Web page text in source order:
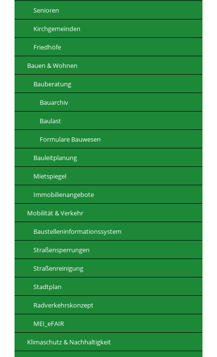
Senioren
Kirchgemeinden
Friedhöfe
Bauen & Wohnen
Bauberatung
Bauarchiv
Baulast
Formulare Bauwesen
Bauleitplanung
Mietspiegel
Immobilienangebote
Mobilität & Verkehr
Baustelleninformationssystem
Straßensperrungen
Straßenreinigung
Stadtplan
Radverkehrskonzept
MEI_eFAIR
Klimaschutz & Nachhaltigkeit